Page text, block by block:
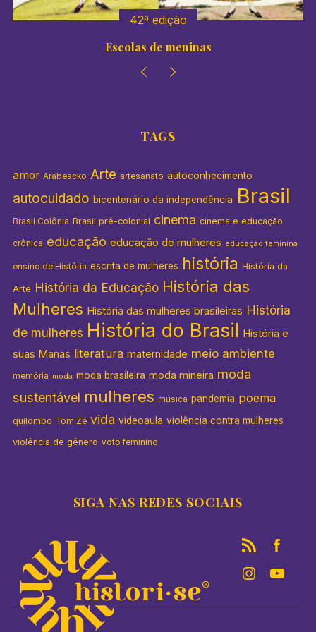
42ª edição
Escolas de meninas
TAGS
amor Arabescko Arte artesanato autoconhecimento
autocuidado bicentenário da independência Brasil
Brasil Colônia Brasil pré-colonial cinema cinema e educação
crônica educação educação de mulheres educação feminina
ensino de História escrita de mulheres história História da
Arte História da Educação História das
Mulheres História das mulheres brasileiras História
de mulheres História do Brasil História e
suas Manas literatura maternidade meio ambiente
memória moda moda brasileira moda mineira moda
sustentável mulheres música pandemia poema
quilombo Tom Zé vida videoaula violência contra mulheres
violência de gênero voto feminino
SIGA NAS REDES SOCIAIS